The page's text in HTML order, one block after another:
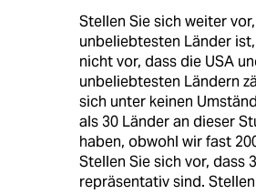
Stellen Sie sich weiter
unbeliebtesten Länder
nicht vor, dass die USA
unbeliebtesten Ländern
sich unter keinen
als 30 Länder an dieser
haben, obwohl wir fast
Stellen Sie sich vor, dass
repräsentativ sind.